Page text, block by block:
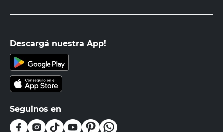
Descargá nuestra App!
Seguinos en